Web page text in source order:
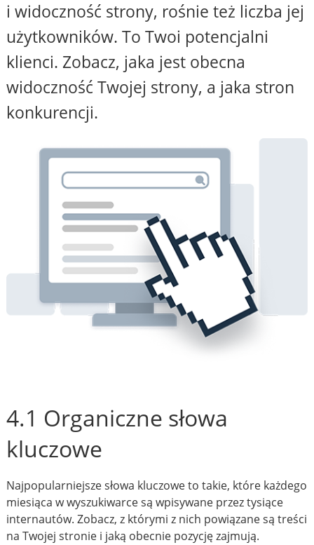
i widoczność strony, rośnie też liczba jej
użytkowników. To Twoi potencjalni
klienci. Zobacz, jaka jest obecna
widoczność Twojej strony, a jaka stron
konkurencji.
4.1 Organiczne słowa
kluczowe
Najpopularniejsze słowa kluczowe to takie, które każdego
miesiąca w wyszukiwarce są wpisywane przez tysiące
internautów. Zobacz, z którymi z nich powiązane są treści
na Twojej stronie i jaką obecnie pozycję zajmują.